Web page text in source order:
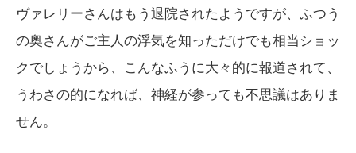
ヴァレリーさんはもう退院されたようですが、ふつう
の奥さんがご主人の浮気を知っただけでも相当ショッ
クでしょうから、こんなふうに大々的に報道されて、
うわさの的になれば、神経が参っても不思議はありま
せん。